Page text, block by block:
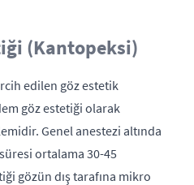
(Kantopeksi)
edilen göz estetik
göz estetiği olarak
Genel anestezi altında
ortalama 30-45
gözün dış tarafına mikro